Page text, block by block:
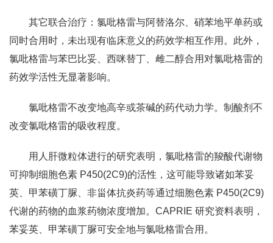
其它联合治疗：氯吡格雷与阿替洛尔、硝苯地平单药或
同时合用时，未出现有临床意义的药效学相互作用。此外，
氯吡格雷与苯巴比妥、西咪替丁、雌二醇合用对氯吡格雷的
药效学活性无显著影响。
氯吡格雷不改变地高辛或茶碱的药代动力学。制酸剂不
改变氯吡格雷的吸收程度。
用人肝微粒体进行的研究表明，氯吡格雷的羧酸代谢物
可抑制细胞色素 P450(2C9)的活性，这可能导致诸如苯妥
英、甲苯磺丁脲、非甾体抗炎药等通过细胞色素 P450(2C9)
代谢的药物的血浆药物浓度增加。CAPRIE 研究资料表明，
苯妥英、甲苯磺丁脲可安全地与氯吡格雷合用。